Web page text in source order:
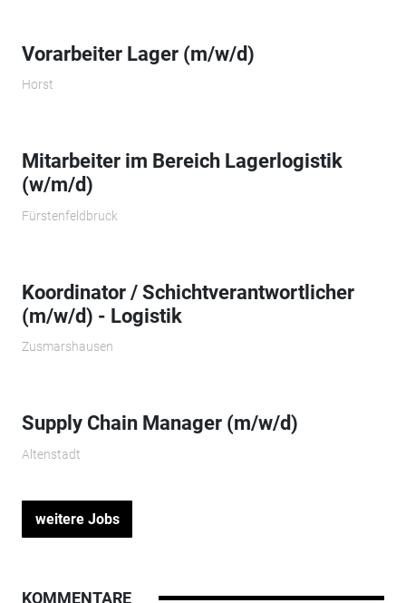
Vorarbeiter Lager (m/w/d)
Horst
Mitarbeiter im Bereich Lagerlogistik
(w/m/d)
Fürstenfeldbruck
Koordinator / Schichtverantwortlicher
(m/w/d) - Logistik
Zusmarshausen
Supply Chain Manager (m/w/d)
Altenstadt
weitere Jobs
KOMMENTARE